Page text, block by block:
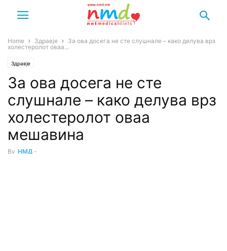
Home Здравје
За ова досега не сте слушнале – како делува врз
холестеролот оваа...
Здравје
За ова досега не сте
слушнале – како делува врз
холестеролот оваа
мешавина
By НМД -